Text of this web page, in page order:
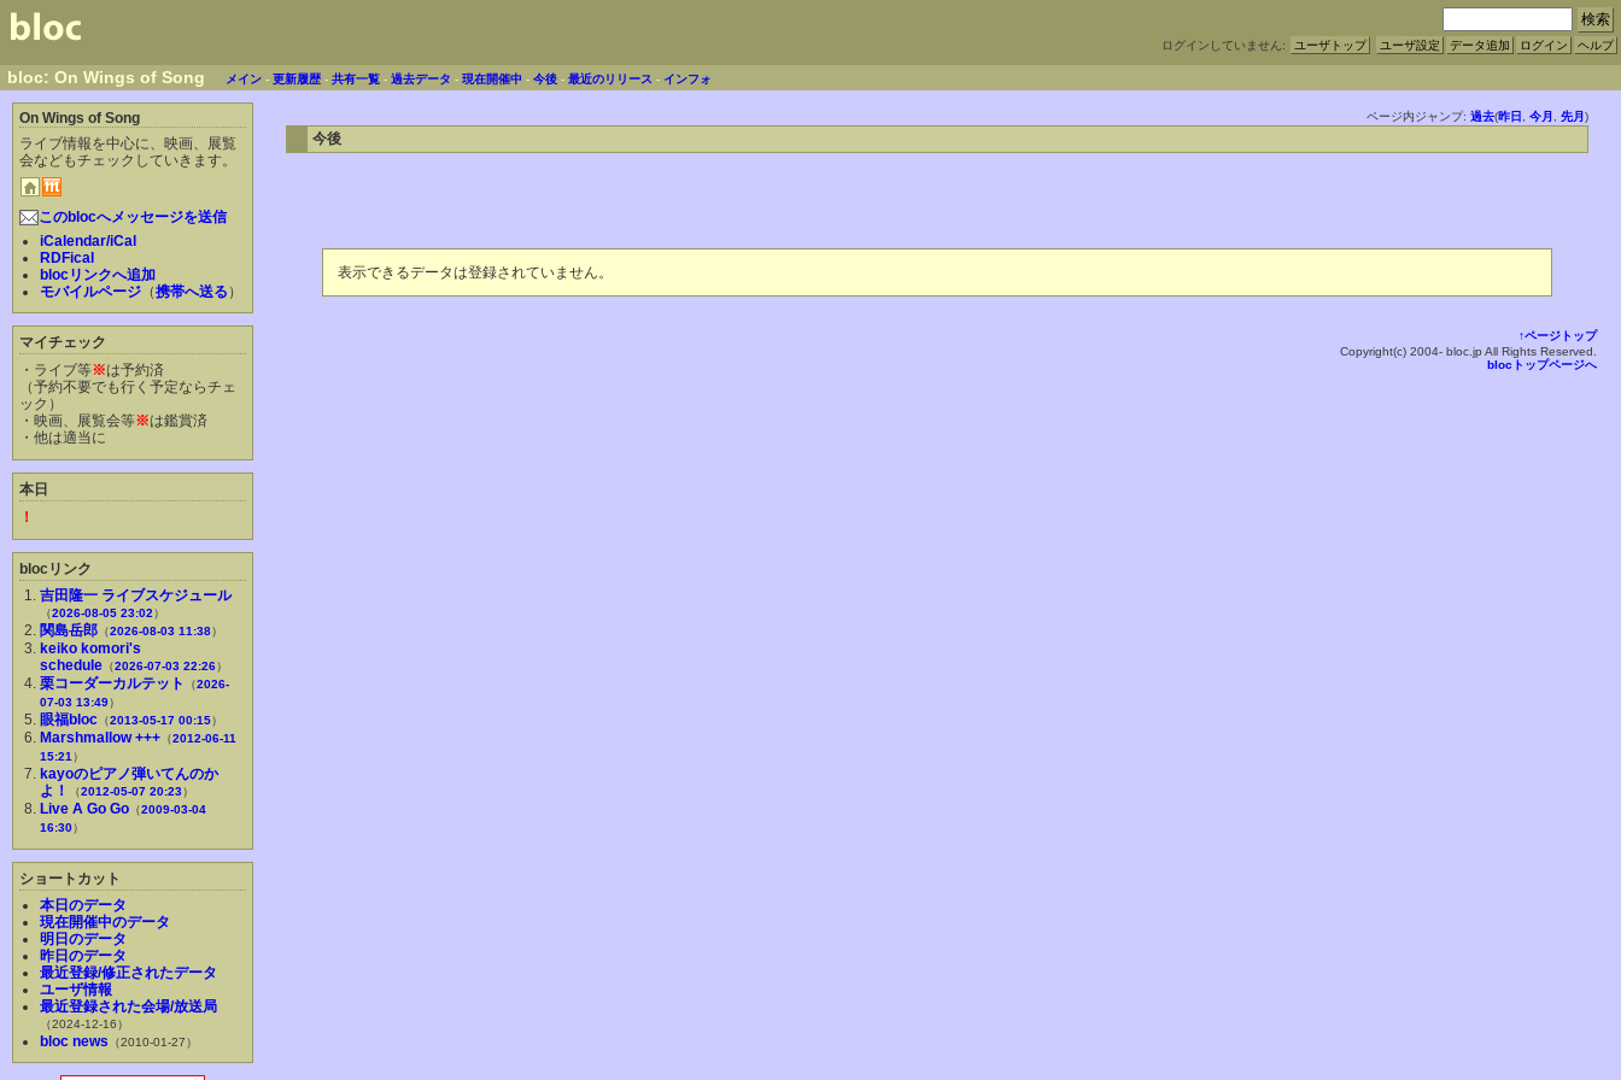
ログインしていません: ユーザトップ ユーザ設定 データ追加 ログイン ヘルプ
bloc: On Wings of Song メイン -更新履歴 -共有一覧 -過去データ -現在開催中 -今後 -最近のリリース - インフォ
On Wings of Song
ライブ情報を中心に、映画、展覧
会などもチェックしていきます。
このblocへメッセージを送信
iCalendar/iCal
RDFical
blocリンクへ追加
モバイルページ（携帯へ送る ）
マイチェック
・ライブ等※は予約済
（予約不要でも行く予定ならチェ
ック）
・映画、展覧会等※は鑑賞済
・他は適当に
本日
！
blocリンク
吉田隆一 ライブスケジュール
（2026-08-05 23:02）
関島岳郎（2026-08-03 11:38）
keiko komori's
schedule（2026-07-03 22:26）
栗コーダーカルテット （2026-
07-03 13:49）
眼福bloc（2013-05-17 00:15）
Marshmallow +++（2012-06-11
15:21 ）
kayoのピアノ弾いてんのか
よ！
（2012-05-07 20:23）
Live A Go Go（2009-03-04
16:30）
ショートカット
本日のデータ
現在開催中のデータ
明日のデータ
昨日のデータ
最近登録/修正されたデータ
ユーザ情報
最近登録された会場/放送局
（2024-12-16）
bloc news （2010-01-27）
ページ内ジャンプ: 過去(昨日 今月 先月 )
今後
表示できるデータは登録されていません。
↑ページトップ
Copyright(c) 2004- bloc.jp All Rights Reserved.
blocトップページへ